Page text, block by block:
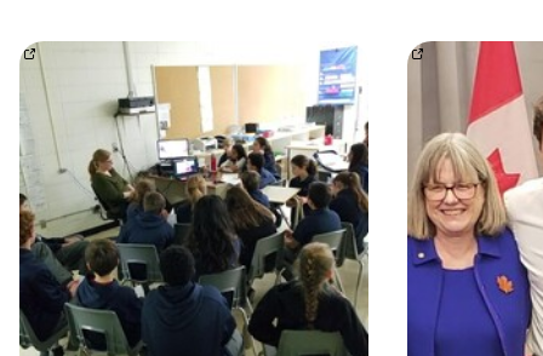
https://www.facebook.com/photo/ https://